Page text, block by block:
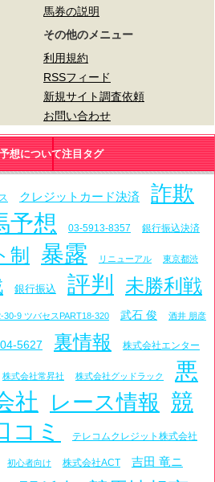
馬券の説明
その他のメニュー
利用規約
RSSフィード
新規サイト調査依頼
お問い合わせ
想について注目タグ
クレジットカード決済 詐欺
予想 03-5913-8357 銀行振込決済
制 暴露 リニューアル 東京都渋
銀行振込 評判 未勝利戦
30-9 ツバセスPART18-320 武石 俊 酒井 朋彦
5627 裏情報 株式会社エンター
株式会社常昇社 株式会社グッドラック
悪
社 レース情報 競
コミ テレコムクレジット株式会社
初心者向け 株式会社ACT 吉田 竜ニ